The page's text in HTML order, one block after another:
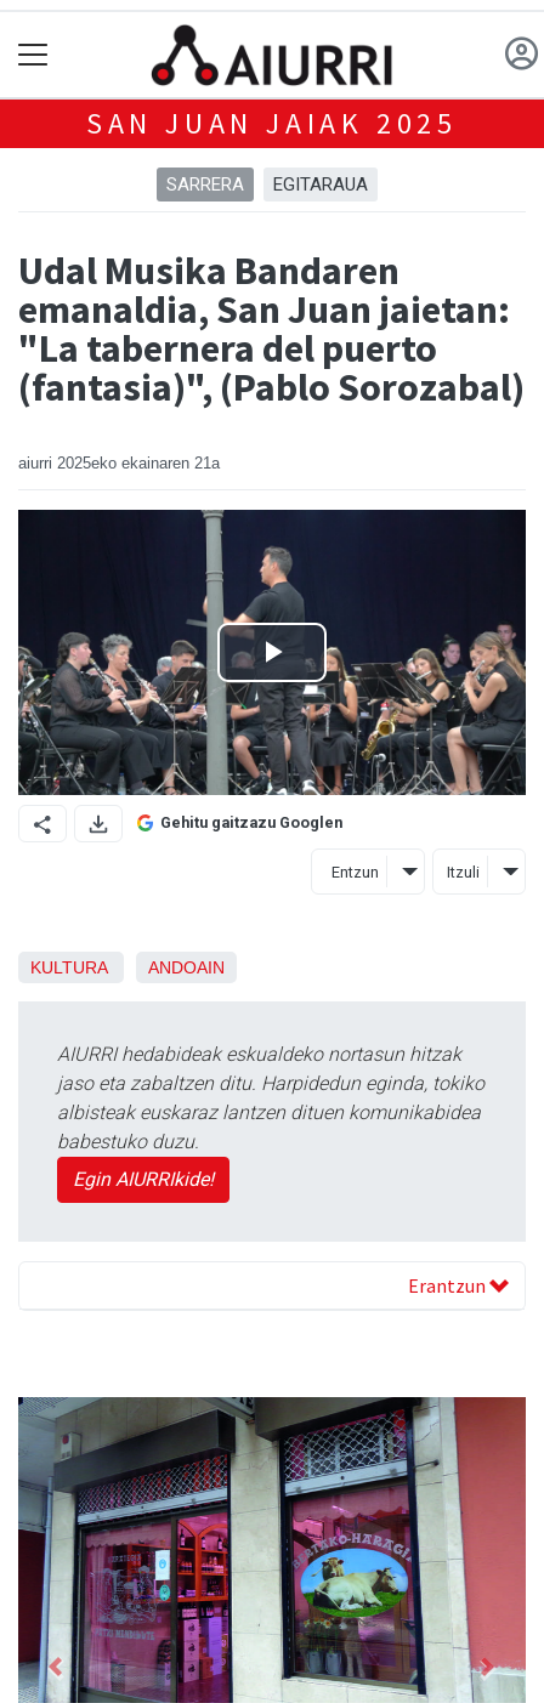
SAN JUAN JAIAK 2025
SARRERA EGITARAUA
Udal Musika Bandaren
emanaldia, San Juan jaietan:
"La tabernera del puerto
(fantasia)", (Pablo Sorozabal)
aiurri 2025eko ekainaren 21a
Gehitu gaitzazu Googlen
Entzun Itzuli
KULTURA ANDOAIN
AIURRI hedabideak eskualdeko nortasun hitzak
jaso eta zabaltzen ditu. Harpidedun eginda, tokiko
albisteak euskaraz lantzen dituen komunikabidea
babestuko duzu.
Egin AIURRIkide!
Erantzun
Previous Next